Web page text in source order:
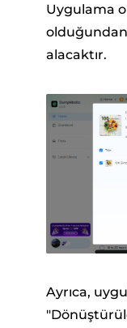
Uygulama
alacaktır.
Ayrıca,